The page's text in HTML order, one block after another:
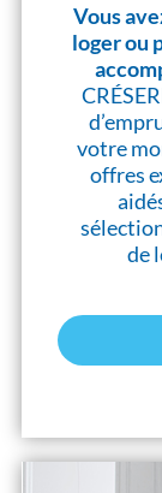
Vous
loger ou
votre
offres
de